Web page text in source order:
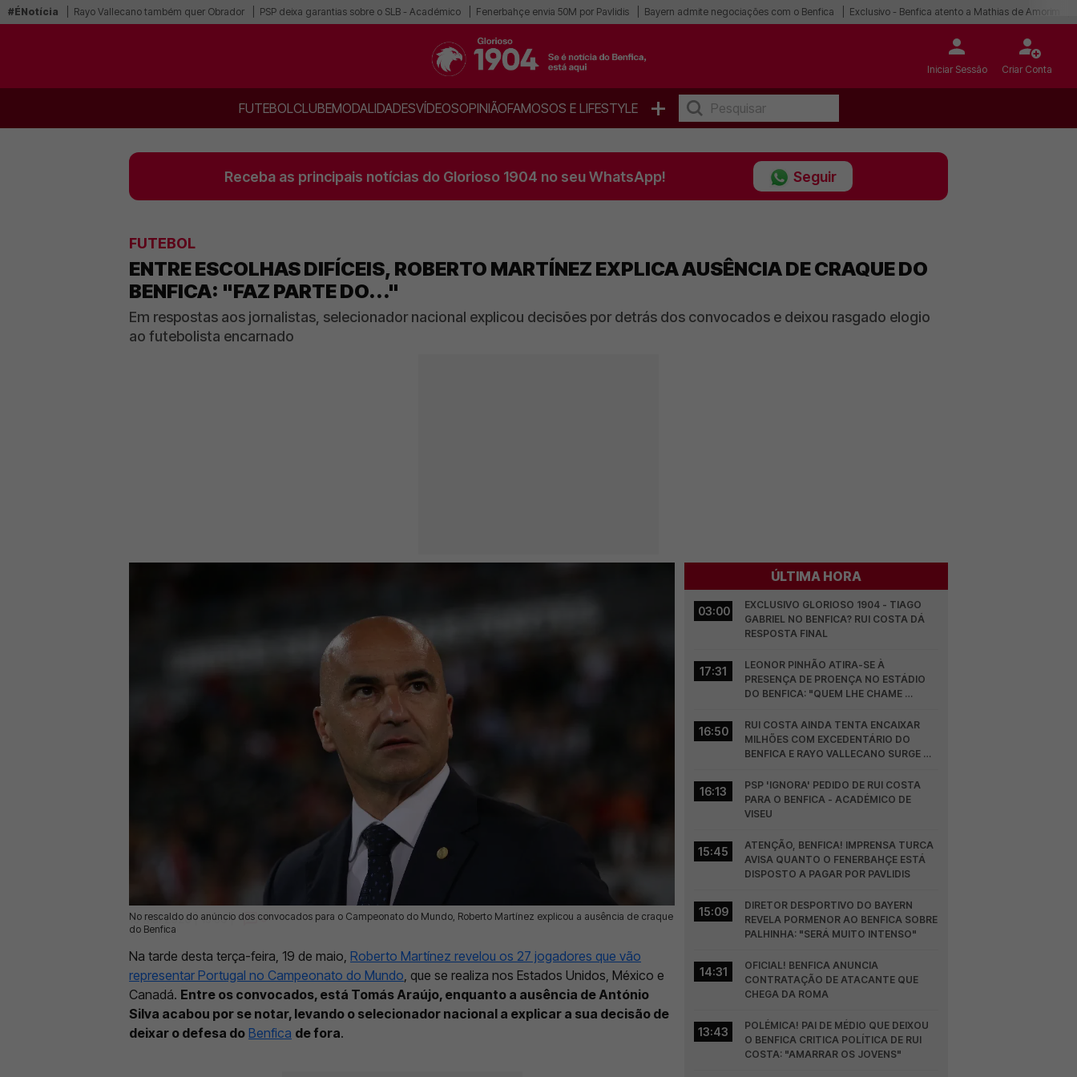
#ÉNotícia Rayo Vallecano também quer Obrador PSP deixa garantias sobre o SLB - Académico Fenerbahçe envia 50M por Pavlidis Bayern admite negociações com o Benfica Exclusivo - Benfica atento a Mathias de Amorim
Iniciar Sessão Criar Conta
FUTEBOLCLUBEMODALIDADESVÍDEOSOPINIÃOFAMOSOS E LIFESTYLE +
Receba as principais notícias do Glorioso 1904 no seu WhatsApp! Seguir
FUTEBOL
ENTRE ESCOLHAS DIFÍCEIS, ROBERTO MARTÍNEZ EXPLICA AUSÊNCIA DE CRAQUE DO
BENFICA: "FAZ PARTE DO..."
Em respostas aos jornalistas, selecionador nacional explicou decisões por detrás dos convocados e deixou rasgado elogio
ao futebolista encarnado
No rescaldo do anúncio dos convocados para o Campeonato do Mundo, Roberto Martínez explicou a ausência de craque
do Benfica
19 Mai 2026 | 15:59 | 0
Na tarde desta terça-feira, 19 de maio, Roberto Martínez revelou os 27 jogadores que vão
representar Portugal no Campeonato do Mundo , que se realiza nos Estados Unidos, México e
Canadá. Entre os convocados, está Tomás Araújo, enquanto a ausência de António
Silva acabou por se notar, levando o selecionador nacional a explicar a sua decisão de
deixar o defesa do Benfica de fora.
ÚLTIMA HORA
03:00
EXCLUSIVO GLORIOSO 1904 - TIAGO
GABRIEL NO BENFICA? RUI COSTA DÁ
RESPOSTA FINAL
17:31
LEONOR PINHÃO ATIRA-SE À
PRESENÇA DE PROENÇA NO ESTÁDIO
DO BENFICA: "QUEM LHE CHAME
16:50
RUI COSTA AINDA TENTA ENCAIXAR
MILHÕES COM EXCEDENTÁRIO DO
BENFICA E RAYO VALLECANO SURGE NA
16:13
PSP 'IGNORA' PEDIDO DE RUI COSTA
PARA O BENFICA - ACADÉMICO DE
VISEU
15:45
ATENÇÃO, BENFICA! IMPRENSA TURCA
AVISA QUANTO O FENERBAHÇE ESTÁ
DISPOSTO A PAGAR POR PAVLIDIS
15:09
DIRETOR DESPORTIVO DO BAYERN
REVELA PORMENOR AO BENFICA SOBRE
PALHINHA: "SERÁ MUITO INTENSO"
14:31
OFICIAL! BENFICA ANUNCIA
CONTRATAÇÃO DE ATACANTE QUE
CHEGA DA ROMA
13:43
POLÉMICA! PAI DE MÉDIO QUE DEIXOU
O BENFICA CRITICA POLÍTICA DE RUI
COSTA: "AMARRAR OS JOVENS"